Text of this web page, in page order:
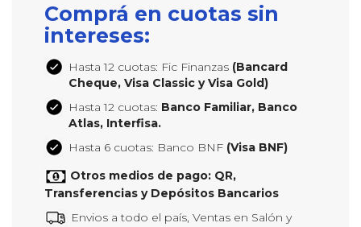
Comprá en cuotas sin
intereses:
Hasta 12 cuotas: Fic Finanzas (Bancard
Cheque, Visa Classic y Visa Gold)
Hasta 12 cuotas: Banco Familiar, Banco
Atlas, Interfisa.
Hasta 6 cuotas: Banco BNF (Visa BNF)
Otros medios de pago: QR,
Transferencias y Depósitos Bancarios
Envios a todo el país, Ventas en Salón y